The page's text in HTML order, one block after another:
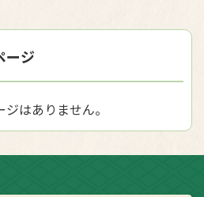
ージ
はありません。